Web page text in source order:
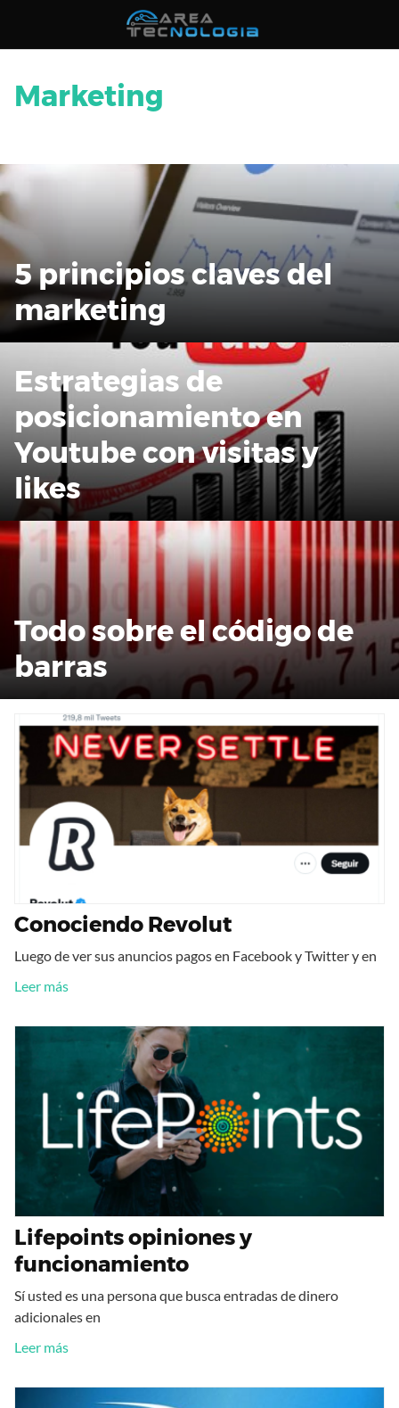
contenido
Marketing
5 principios claves del
marketing
Estrategias de
posicionamiento en
Youtube con visitas y
likes
Todo sobre el código de
barras
Conociendo Revolut
Luego de ver sus anuncios pagos en Facebook y Twitter y en
Leer más
Lifepoints opiniones y
funcionamiento
Sí usted es una persona que busca entradas de dinero
adicionales en
Leer más